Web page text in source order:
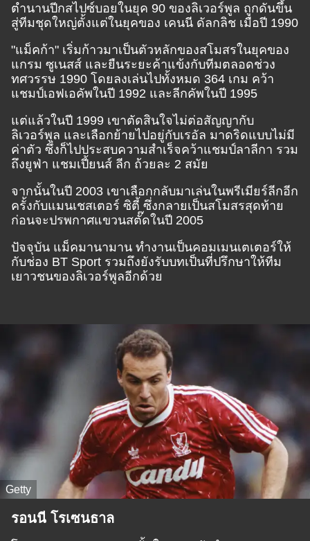
ตำนานปีกสไปซ์บอยในยุค 90 ของลิเวอร์พูล ถูกดันขึ้น
สู่ทีมชุดใหญ่ตั้งแต่ในยุคของ เคนนี ดัลกลิช เมื่อปี 1990
"แม็คก้า" เริ่มก้าวมาเป็นตัวหลักของสโมสรในยุคของ
แกรม ซูเนสส์ และยืนระยะค้าแข้งกับทีมตลอดช่วง
ทศวรรษ 1990 โดยลงเล่นไปทั้งหมด 364 เกม คว้า
แชมป์เอฟเอคัพในปี 1992 และลีกคัพในปี 1995
แต่แล้วในปี 1999 เขาตัดสินใจไม่ต่อสัญญากับ
ลิเวอร์พูล และเลือกย้ายไปอยู่กับเรอัล มาดริดแบบไม่มี
ค่าตัว ซึ่งก็ไปประสบความสำเร็จคว้าแชมป์ลาลีกา รวม
ถึงยูฟ่า แชมเปี้ยนส์ ลีก ถ้วยละ 2 สมัย
จากนั้นในปี 2003 เขาเลือกกลับมาเล่นในพรีเมียร์ลีกอีก
ครั้งกับแมนเชสเตอร์ ซิตี้ ซึ่งกลายเป็นสโมสรสุดท้าย
ก่อนจะปรพกาศแขวนสตั๊ดในปี 2005
ปัจจุบัน แม็คมานามาน ทำงานเป็นคอมเมนเตเตอร์ให้
กับช่อง BT Sport รวมถึงยังรับบทเป็นที่ปรึกษาให้ทีม
เยาวชนของลิเวอร์พูลอีกด้วย
Getty
รอนนี โรเซนธาล